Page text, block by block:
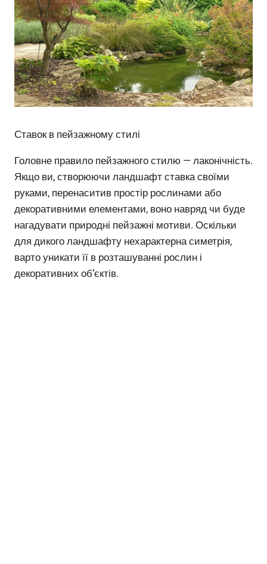
Ставок в пейзажному стилі
Головне правило пейзажного стилю — лаконічність.
Якщо ви, створюючи ландшафт ставка своїми
руками, перенаситив простір рослинами або
декоративними елементами, воно навряд чи буде
нагадувати природні пейзажні мотиви. Оскільки
для дикого ландшафту нехарактерна симетрія,
варто уникати її в розташуванні рослин і
декоративних об’єктів.